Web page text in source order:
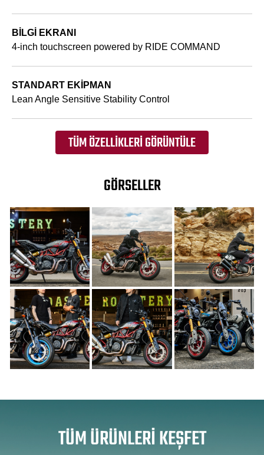
BILGI EKRANI
4-inch touchscreen powered by RIDE COMMAND
STANDART EKIPMAN
Lean Angle Sensitive Stability Control
TÜM ÖZELLIKLERI GÖRÜNTÜLE
GÖRSELLER
TÜM ÜRÜNLERI KEŞFET